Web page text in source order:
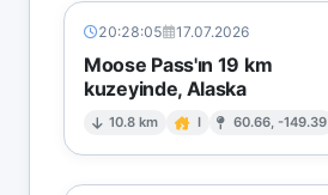
20:28:05 17.07.2026
Moose Pass'ın 19 km
kuzeyinde, Alaska
10.8 km I 60.66, -149.39